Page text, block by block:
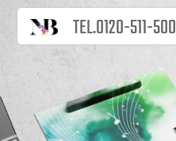
TEL.0120-511-500